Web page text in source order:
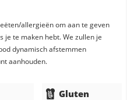
allergieën om aan te geven
je te maken hebt. We zullen je
dynamisch afstemmen
aanhouden.
Gluten